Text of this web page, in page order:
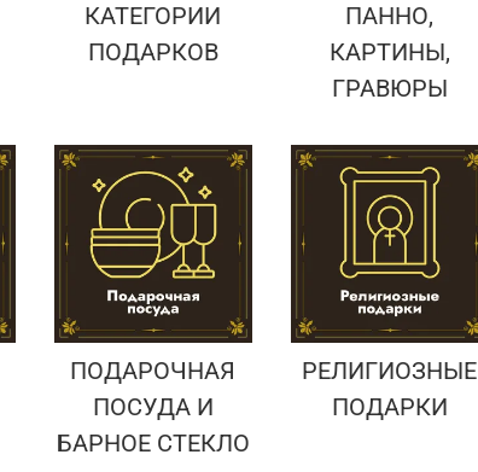
КАТЕГОРИИ
ПОДАРКОВ
ПАННО,
КАРТИНЫ,
ГРАВЮРЫ
ПОДАРОЧНАЯ
ПОСУДА И
БАРНОЕ СТЕКЛО
РЕЛИГИОЗНЫЕ
ПОДАРКИ